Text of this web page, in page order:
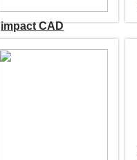
impact CAD
業界で人気のCADソ